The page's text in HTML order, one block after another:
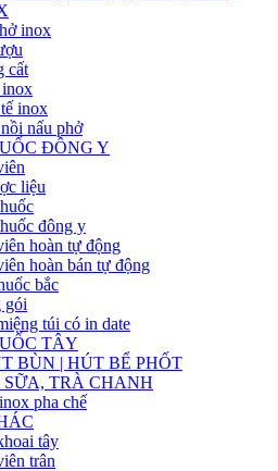
inox
cất
inox
nấu phở
ĐÔNG Y
liệu
đông y
hoàn tự động
hoàn bán tự động
bắc
gói
túi có in date
TÂY
BÙN | HÚT BỂ PHỐT
TRÀ CHANH
pha chế
tây
trân